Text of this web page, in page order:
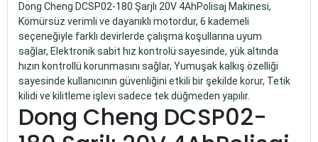
Dong Cheng DCSP02-180 Şarjlı 20V 4AhPolisaj Makinesi,
Kömürsüz verimli ve dayanıklı motordur, 6 kademeli
seçeneğiyle farklı devirlerde çalışma koşullarına uyum
sağlar, Elektronik sabit hız kontrolü sayesinde, yük altında
hızın kontrollü korunmasını sağlar, Yumuşak kalkış özelliği
sayesinde kullanıcının güvenliğini etkili bir şekilde korur, Tetik
kilidi ve kilitleme işlevi sadece tek düğmeden yapılır.
Dong Cheng DCSP02-